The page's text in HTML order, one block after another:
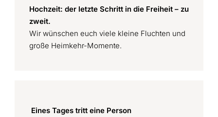
Hochzeit: der letzte Schritt in die Freiheit – zu
zweit.
Wir wünschen euch viele kleine Fluchten und
große Heimkehr-Momente.
Eines Tages tritt eine Person